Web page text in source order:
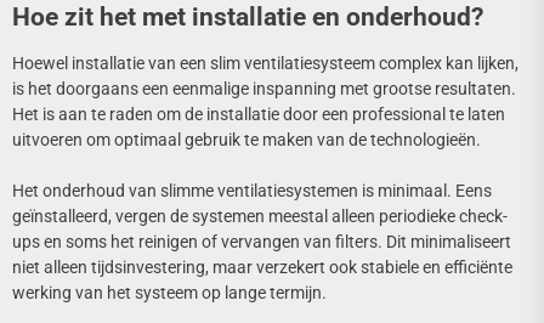
Hoe zit het met installatie en onderhoud?
Hoewel installatie van een slim ventilatiesysteem complex kan lijken,
is het doorgaans een eenmalige inspanning met grootse resultaten.
Het is aan te raden om de installatie door een professional te laten
uitvoeren om optimaal gebruik te maken van de technologieën.
Het onderhoud van slimme ventilatiesystemen is minimaal. Eens
geïnstalleerd, vergen de systemen meestal alleen periodieke check-
ups en soms het reinigen of vervangen van filters. Dit minimaliseert
niet alleen tijdsinvestering, maar verzekert ook stabiele en efficiënte
werking van het systeem op lange termijn.